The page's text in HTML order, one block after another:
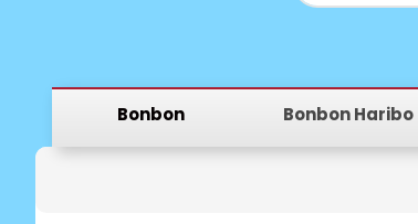
Bonbon Bonbon Haribo